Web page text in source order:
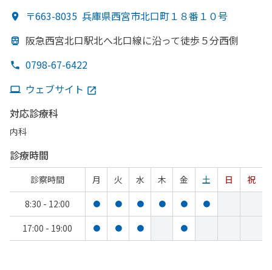
〒663-8035 兵庫県西宮市北口町１８番１０号
阪急西宮北口駅北へ北口線に沿って徒歩５分西側
0798-67-6422
ウェブサイト
対応診療科
内科
診療時間
診察時間 月 火 水 木 金 土 日
祝
8:30 - 12:00
● ● ● ● ● ●
17:00 - 19:00 ● ● ● ●